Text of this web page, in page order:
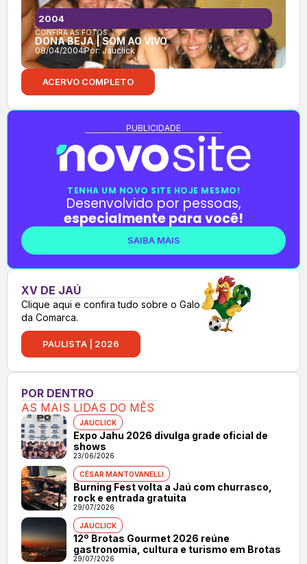
CONFIRA AS FOTOS:
DONA BEJA | SOM AO VIVO
08/04/2004Por:Jauclick
2004
ACERVO COMPLETO
PUBLICIDADE
TENHA UM NOVO SITE HOJE MESMO!
Desenvolvido por pessoas,
especialmente para você!
SAIBA MAIS
XV DE JAÚ
Clique aqui e confira tudo sobre o Galo
da Comarca.
PAULISTA | 2026
POR DENTRO
AS MAIS LIDAS DO MÊS
JAUCLICK
Expo Jahu 2026 divulga grade oficial de
shows
23/06/2026
CÉSAR MANTOVANELLI
Burning Fest volta a Jaú com churrasco,
rock e entrada gratuita
29/07/2026
JAUCLICK
12º Brotas Gourmet 2026 reúne
gastronomia, cultura e turismo em Brotas
29/07/2026